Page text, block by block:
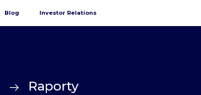
Blog Investor Relations
Raporty